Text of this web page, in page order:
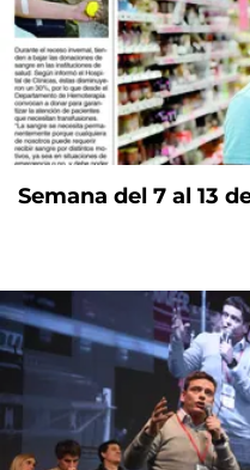
Semana del 7 al 13